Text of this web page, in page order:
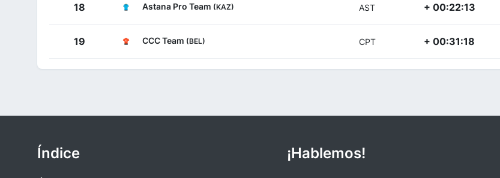
18 Astana Pro Team (KAZ) AST + 00:22:13
19 CCC Team (BEL) CPT + 00:31:18
Índice ¡Hablemos!